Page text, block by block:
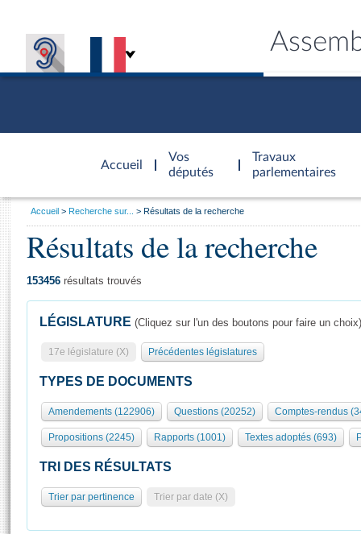
Accueil
d'accueil
Vos
députés
Travaux
parlementaires
Présidence
577 députés
Groupes politiques
Séance publique
Commissions et autres organes
Europe et International
Pétitions
Général
Rôle et pouvoirs de l'Assemblée
Organisation de l'Assemblée
Présidence Conférence des Présidents Bureau Collège des
Statistiques et chiffres clés
Visiter l'Assemblée
Visite virtuelle du palais Bourbon
Assister à une séance
Vous
Accueil Recherche sur... Résultats de la recherche
Résultats de la recherche
153456 résultats trouvés
LÉGISLATURE (Cliquez sur l'un des boutons pour faire un choix)
17e législature (X) Précédentes législatures
TYPES DE DOCUMENTS
Amendements (122906) Questions (20252) Comptes-rendus
Propositions (2245) Rapports (1001) Textes adoptés (693)
TRI DES RÉSULTATS
Trier par pertinence Trier par date (X)